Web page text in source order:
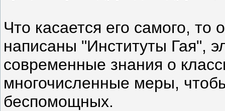
Что касается его самого,
написаны "Институты Гая",
современные знания о
многочисленные меры,
беспомощных.